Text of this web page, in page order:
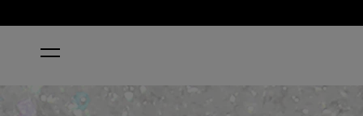
ACCUEIL OPTICAL NAILUSION